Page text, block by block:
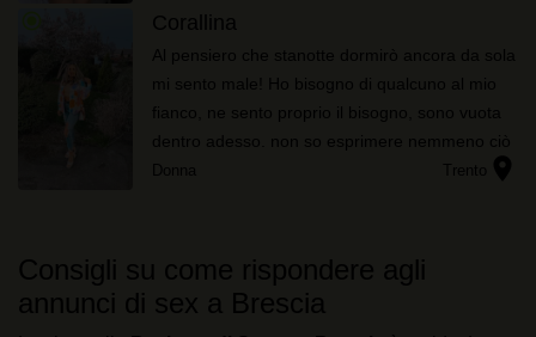
e non ve ne pent...
Corallina
Al pensiero che stanotte dormirò ancora da sola
mi sento male! Ho bisogno di qualcuno al mio
fianco, ne sento proprio il bisogno, sono vuota
dentro adesso. non so esprimere nemmeno ciò
che sento davvero...
Trento location_on
Donna
Consigli su come rispondere agli
annunci di sex a Brescia